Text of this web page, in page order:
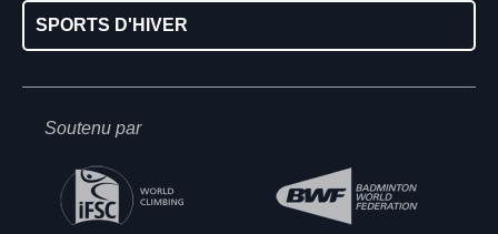
SPORTS D'HIVER
Soutenu par